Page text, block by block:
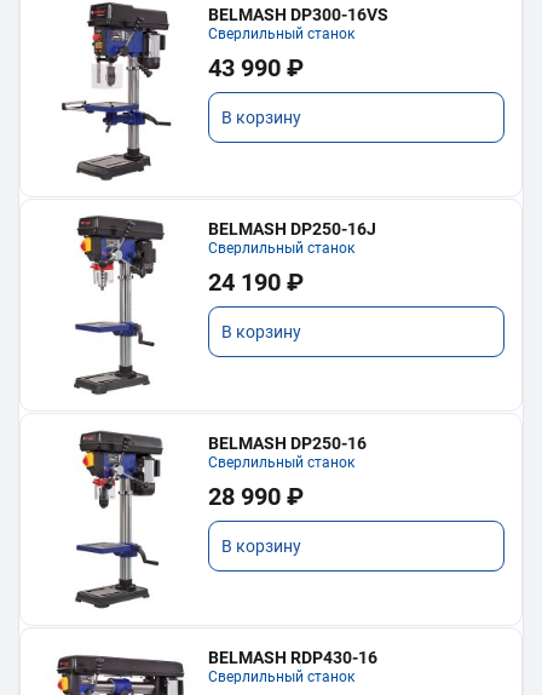
BELMASH DP300-16VS
Сверлильный станок
43 990 ₽
В корзину
BELMASH DP250-16J
Сверлильный станок
24 190 ₽
В корзину
BELMASH DP250-16
Сверлильный станок
28 990 ₽
В корзину
BELMASH RDP430-16
Сверлильный станок